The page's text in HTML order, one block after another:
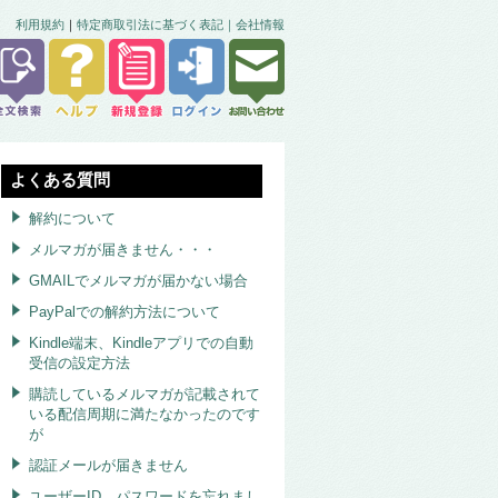
利用規約 ｜ 特定商取引法に基づく表記｜ 会社情報
よくある質問
解約について
メルマガが届きません・・・
GMAILでメルマガが届かない場合
PayPalでの解約方法について
Kindle端末、Kindleアプリでの自動
受信の設定方法
購読しているメルマガが記載されて
いる配信周期に満たなかったのです
が
認証メールが届きません